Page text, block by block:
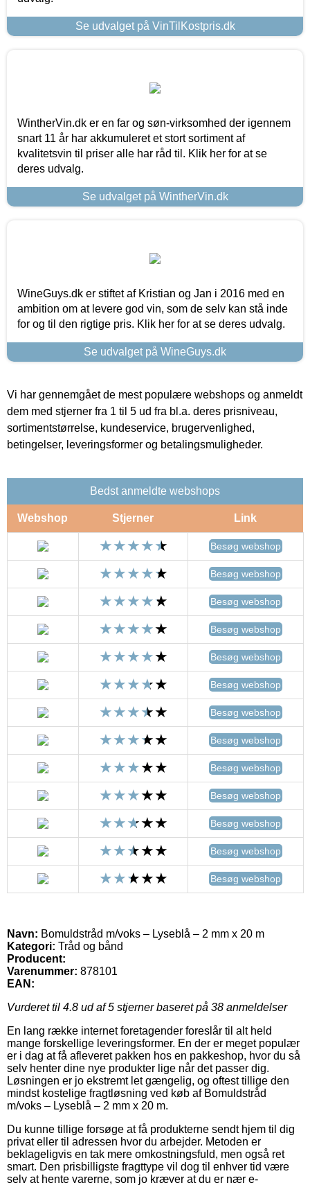
Se udvalget på VinTilKostpris.dk
WintherVin.dk er en far og søn-virksomhed der igennem
snart 11 år har akkumuleret et stort sortiment af
kvalitetsvin til priser alle har råd til. Klik her for at se
deres udvalg.
Se udvalget på WintherVin.dk
WineGuys.dk er stiftet af Kristian og Jan i 2016 med en
ambition om at levere god vin, som de selv kan stå inde
for og til den rigtige pris. Klik her for at se deres udvalg.
Se udvalget på WineGuys.dk
Vi har gennemgået de mest populære webshops og anmeldt
dem med stjerner fra 1 til 5 ud fra bl.a. deres prisniveau,
sortimentstørrelse, kundeservice, brugervenlighed,
betingelser, leveringsformer og betalingsmuligheder.
Bedst anmeldte webshops
Webshop Stjerner Link
Besøg webshop
Besøg webshop
Besøg webshop
Besøg webshop
Besøg webshop
Besøg webshop
Besøg webshop
Besøg webshop
Besøg webshop
Besøg webshop
Besøg webshop
Besøg webshop
Besøg webshop
Navn: Bomuldstråd m/voks – Lyseblå – 2 mm x 20 m
Kategori: Tråd og bånd
Producent:
Varenummer: 878101
EAN:
Vurderet til 4.8 ud af 5 stjerner baseret på 38 anmeldelser
En lang række internet foretagender foreslår til alt held
mange forskellige leveringsformer. En der er meget populær
er i dag at få afleveret pakken hos en pakkeshop, hvor du så
selv henter dine nye produkter lige når det passer dig.
Løsningen er jo ekstremt let gængelig, og oftest tillige den
mindst kostelige fragtløsning ved køb af Bomuldstråd
m/voks – Lyseblå – 2 mm x 20 m.
Du kunne tillige forsøge at få produkterne sendt hjem til dig
privat eller til adressen hvor du arbejder. Metoden er
beklageligvis en tak mere omkostningsfuld, men også ret
smart. Den prisbilligste fragttype vil dog til enhver tid være
selv at hente varerne, som jo kræver at du er nær e-